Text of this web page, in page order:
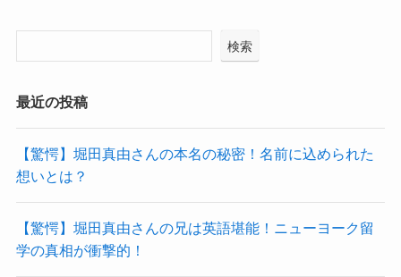
検索
最近の投稿
【驚愕】堀田真由さんの本名の秘密！名前に込められた
想いとは？
【驚愕】堀田真由さんの兄は英語堪能！ニューヨーク留
学の真相が衝撃的！